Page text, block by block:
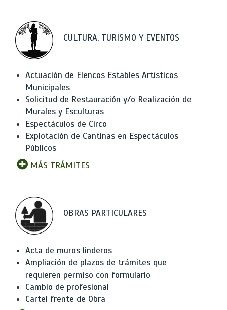
CULTURA, TURISMO Y EVENTOS
Actuación de Elencos Estables Artísticos
Municipales
Solicitud de Restauración y/o Realización de
Murales y Esculturas
Espectáculos de Circo
Explotación de Cantinas en Espectáculos
Públicos
MÁS TRÁMITES
OBRAS PARTICULARES
Acta de muros linderos
Ampliación de plazos de trámites que
requieren permiso con formulario
Cambio de profesional
Cartel frente de Obra